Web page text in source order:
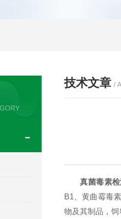
技术文章 /
真菌毒素
B1、黄曲霉毒
物及其制品，